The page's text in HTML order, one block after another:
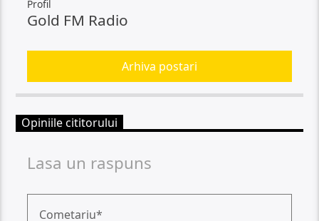
Profil
Gold FM Radio
Arhiva postari
Opiniile cititorului
Lasa un raspuns